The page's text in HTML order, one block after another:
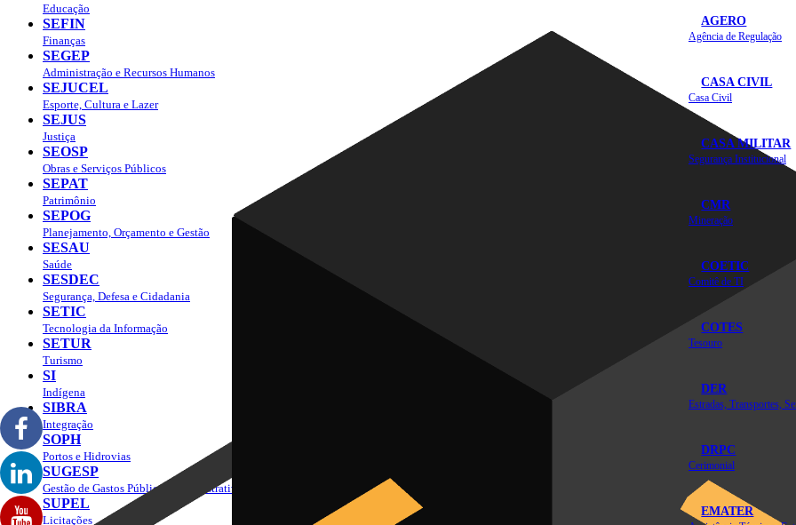
AGERO
Agência de Regulação
CASA CIVIL
Casa Civil
CASA MILITAR
Segurança Institucional
CMR
Mineração
COETIC
Comitê de TI
COTES
Tesouro
DER
DRPC
Cerimonial
EMATER
Educação
SEFIN
Finanças
SEGEP
Administração e Recursos Humanos
SEJUCEL
Esporte, Cultura e Lazer
SEJUS
Justiça
SEOSP
Obras e Serviços Públicos
SEPAT
Patrimônio
SEPOG
Planejamento, Orçamento e Gestão
SESAU
Saúde
SESDEC
Segurança, Defesa e Cidadania
SETIC
Tecnologia da Informação
SETUR
Turismo
SI
Indígena
SIBRA
Integração
SOPH
Portos e Hidrovias
SUGESP
Gestão de Gastos Públicos Administrativos
SUPEL
Licitações